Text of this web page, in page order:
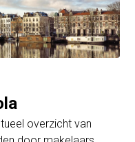
overzicht van